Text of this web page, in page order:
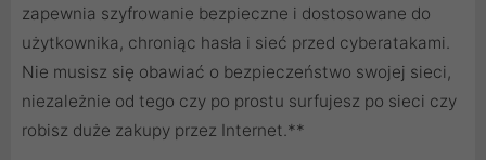
zapewnia szyfrowanie bezpieczne i dostosowane do
użytkownika, chroniąc hasła i sieć przed cyberatakami.
Nie musisz się obawiać o bezpieczeństwo swojej sieci,
niezależnie od tego czy po prostu surfujesz po sieci czy
robisz duże zakupy przez Internet.**